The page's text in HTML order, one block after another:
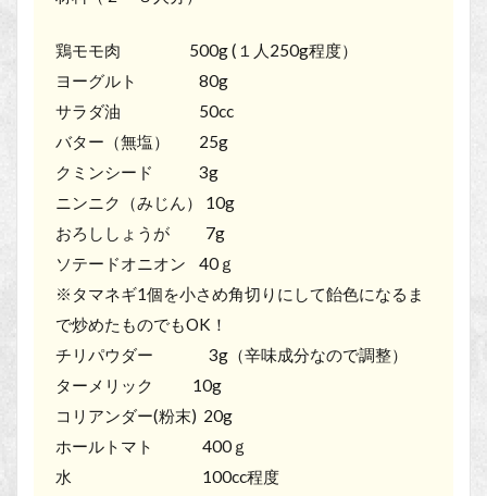
鶏モモ肉 500g (１人250g程度）
ヨーグルト 80g
サラダ油 50cc
バター（無塩） 25g
クミンシード 3g
ニンニク（みじん） 10g
おろししょうが 7g
ソテードオニオン 40ｇ
※タマネギ1個を小さめ角切りにして飴色になるま
で炒めたものでもOK！
チリパウダー 3g（辛味成分なので調整）
ターメリック 10g
コリアンダー(粉末) 20g
ホールトマト 400ｇ
水 100cc程度